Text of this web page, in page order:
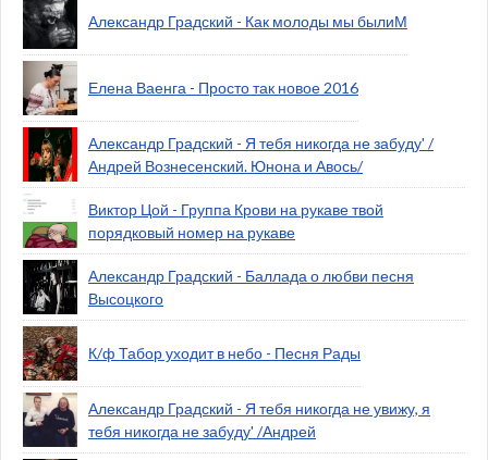
Александр Градский - Как молоды мы былиМ
Елена Ваенга - Просто так новое 2016
Александр Градский - Я тебя никогда не забуду' /
Андрей Вознесенский. Юнона и Авось/
Виктор Цой - Группа Крови на рукаве твой
порядковый номер на рукаве
Александр Градский - Баллада о любви песня
Высоцкого
К/ф Табор уходит в небо - Песня Рады
Александр Градский - Я тебя никогда не увижу, я
тебя никогда не забуду' /Андрей